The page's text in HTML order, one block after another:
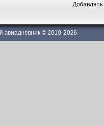
Добавлять
авиадневник © 2010-2026